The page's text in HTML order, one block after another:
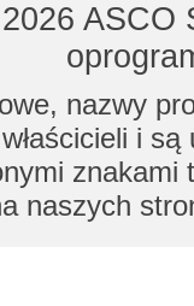
nazwy
i
znakami
naszych